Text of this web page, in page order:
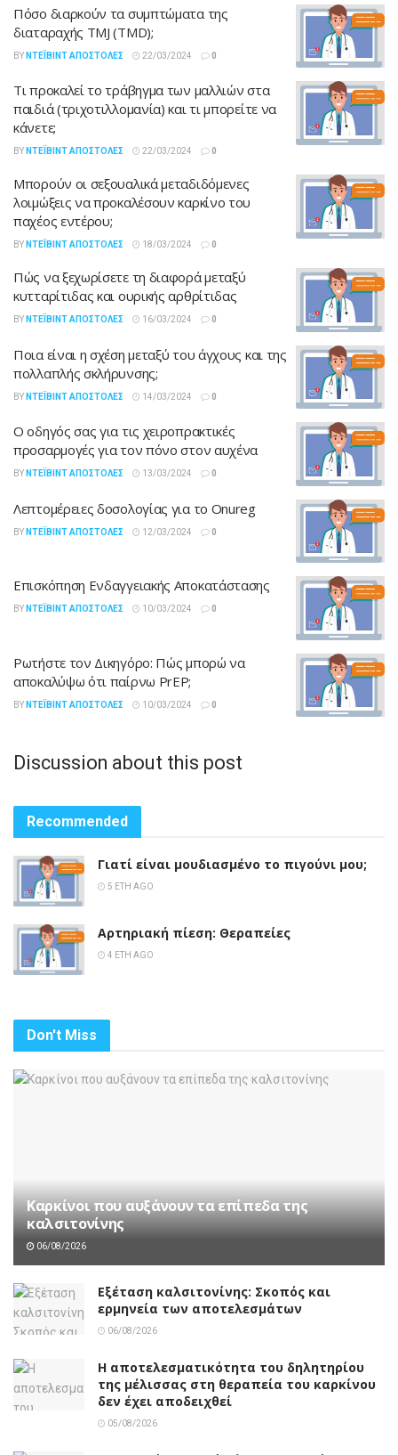
Πόσο διαρκούν τα συμπτώματα της
διαταραχής TMJ (TMD);
BY ΝΤΈΙΒΙΝΤ ΑΠΟΣΤΌΛΕΣ 22/03/2024 0
Τι προκαλεί το τράβηγμα των μαλλιών στα
παιδιά (τριχοτιλλομανία) και τι μπορείτε να
κάνετε;
BY ΝΤΈΙΒΙΝΤ ΑΠΟΣΤΌΛΕΣ 22/03/2024 0
Μπορούν οι σεξουαλικά μεταδιδόμενες
λοιμώξεις να προκαλέσουν καρκίνο του
παχέος εντέρου;
BY ΝΤΈΙΒΙΝΤ ΑΠΟΣΤΌΛΕΣ 18/03/2024 0
Πώς να ξεχωρίσετε τη διαφορά μεταξύ
κυτταρίτιδας και ουρικής αρθρίτιδας
BY ΝΤΈΙΒΙΝΤ ΑΠΟΣΤΌΛΕΣ 16/03/2024 0
Ποια είναι η σχέση μεταξύ του άγχους και της
πολλαπλής σκλήρυνσης;
BY ΝΤΈΙΒΙΝΤ ΑΠΟΣΤΌΛΕΣ 14/03/2024 0
Ο οδηγός σας για τις χειροπρακτικές
προσαρμογές για τον πόνο στον αυχένα
BY ΝΤΈΙΒΙΝΤ ΑΠΟΣΤΌΛΕΣ 13/03/2024 0
Λεπτομέρειες δοσολογίας για το Onureg
BY ΝΤΈΙΒΙΝΤ ΑΠΟΣΤΌΛΕΣ 12/03/2024 0
Επισκόπηση Ενδαγγειακής Αποκατάστασης
BY ΝΤΈΙΒΙΝΤ ΑΠΟΣΤΌΛΕΣ 10/03/2024 0
Ρωτήστε τον Δικηγόρο: Πώς μπορώ να
αποκαλύψω ότι παίρνω PrEP;
BY ΝΤΈΙΒΙΝΤ ΑΠΟΣΤΌΛΕΣ 10/03/2024 0
Discussion about this post
Recommended
Γιατί είναι μουδιασμένο το πιγούνι μου;
5 ΈΤΗ AGO
Αρτηριακή πίεση: Θεραπείες
4 ΈΤΗ AGO
Don't Miss
Καρκίνοι που αυξάνουν τα επίπεδα της
καλσιτονίνης
06/08/2026
Εξέταση καλσιτονίνης: Σκοπός και
ερμηνεία των αποτελεσμάτων
06/08/2026
Η αποτελεσματικότητα του δηλητηρίου
της μέλισσας στη θεραπεία του καρκίνου
δεν έχει αποδειχθεί
05/08/2026